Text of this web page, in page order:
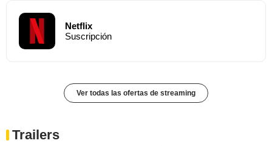
Netflix
Suscripción
Ver todas las ofertas de streaming
Trailers